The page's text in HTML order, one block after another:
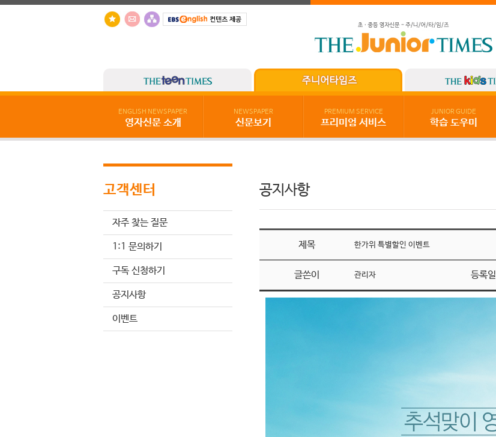
ENGLISH NEWSPAPER
영자신문 소개
NEWSPAPER
신문보기
PREMIUM SERVICE
프리미엄 서비스
JUNIOR GUIDE
학습 도우미
고객센터
자주 찾는 질문
1:1 문의하기
구독 신청하기
공지사항
이벤트
공지사항
제목 한가위 특별할인 이벤트
글쓴이 관리자 등록일